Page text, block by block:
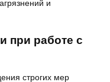
и
при работе с
строгих мер